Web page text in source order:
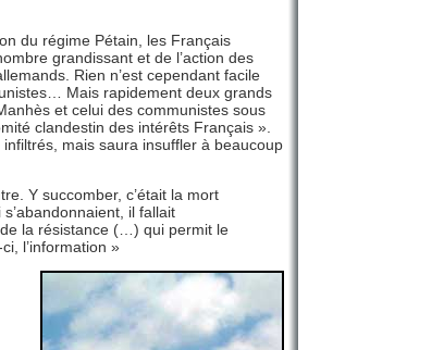
du régime Pétain, les Français
grandissant et de l’action des
Rien n’est cependant facile
Mais rapidement deux grands
et celui des communistes sous
clandestin des intérêts Français ».
mais saura insuffler à beaucoup
Y succomber, c’était la mort
il fallait
de la résistance (…) qui permit le
l’information »